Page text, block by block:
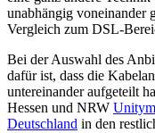
unabhängig voneinander
Vergleich zum DSL-
Bei der Auswahl des
dafür ist, dass die
untereinander aufgeteilt
Hessen und NRW
Deutschland in den